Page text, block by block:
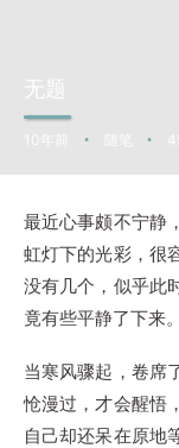
无题
10年前 • 随笔 •
最近心事颇不宁静
虹灯下的光彩，很
没有几个，似乎此
竟有些平静了下来
当寒风骤起，卷席
怆漫过，才会醒悟
自己却还呆在原地